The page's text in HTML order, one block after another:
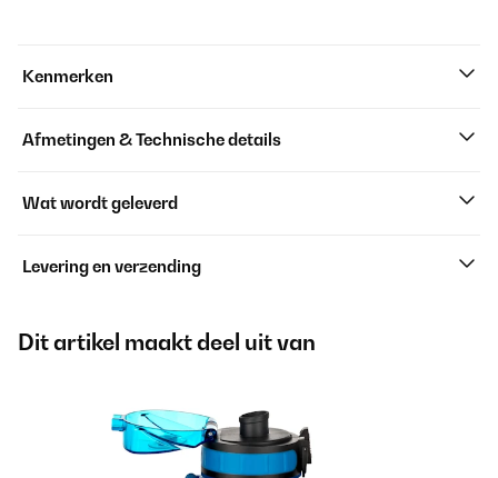
Kenmerken
Afmetingen & Technische details
Wat wordt geleverd
Levering en verzending
Dit artikel maakt deel uit van